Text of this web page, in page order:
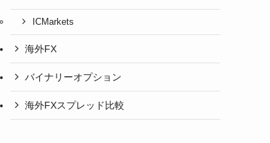
ICMarkets
海外FX
バイナリーオプション
海外FXスプレッド比較